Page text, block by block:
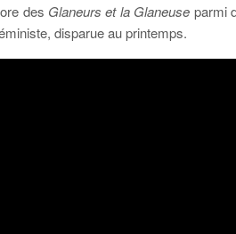
des Glaneurs et la Glaneuse parmi
disparue au printemps.